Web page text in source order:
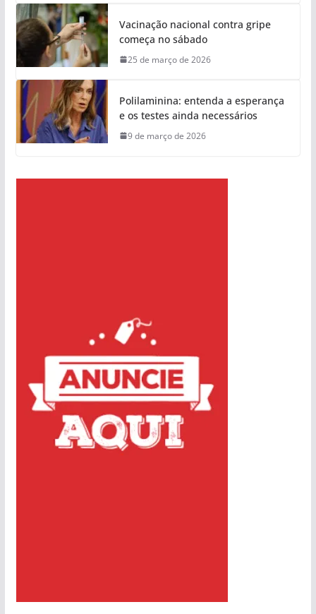
Vacinação nacional contra gripe
começa no sábado
25 de março de 2026
Polilaminina: entenda a esperança
e os testes ainda necessários
9 de março de 2026